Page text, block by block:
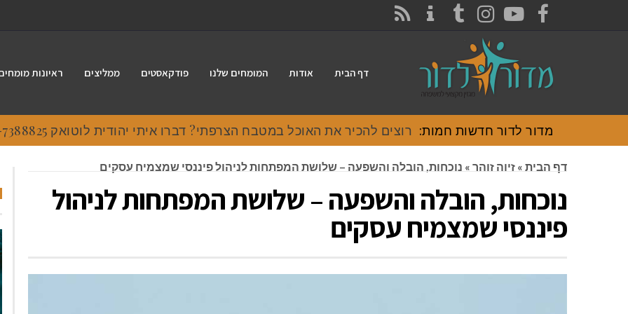
FACEBOOK
YOUTUBE
INSTAGRAM
TUMBLR
דף הבית אודות המומחים שלנו פודקאסטים ממליצים ראיונות
מדור לדור חדשות חמות: רוצים להכיר את האוכל במטבח הצרפתי? דברו איתי יהודית לוטואק 054-7388825.
דף הבית » זיוה זוהר » נוכחות, הובלה והשפעה – שלושת המפתחות לניהול פיננסי שמצמיח עסקים
נוכחות, הובלה והשפעה – שלושת המפתחות לניהול
פיננסי שמצמיח עסקים